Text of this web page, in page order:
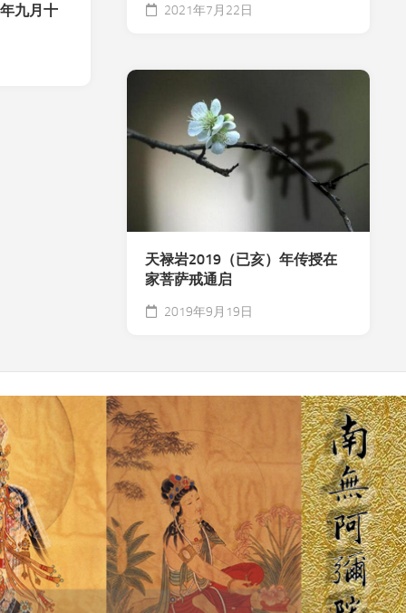
九月十 2021年7月22日
天禄岩2019（已亥）年传授在
家菩萨戒通启
2019年9月19日